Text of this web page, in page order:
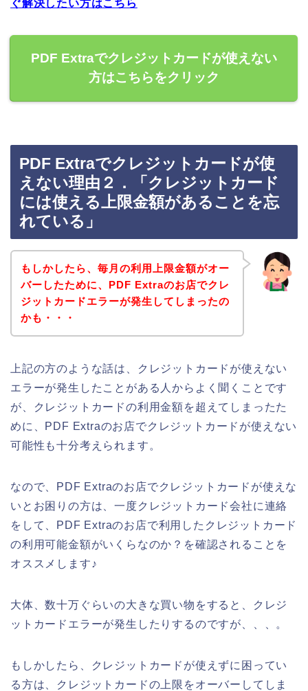
ぐ解決したい方はこちら
PDF Extraでクレジットカードが使えない
方はこちらをクリック
PDF Extraでクレジットカードが使
えない理由２．「クレジットカード
には使える上限金額があることを忘
れている」
もしかしたら、毎月の利用上限金額がオー
バーしたために、PDF Extraのお店でクレ
ジットカードエラーが発生してしまったの
かも・・・
上記の方のような話は、クレジットカードが使えない
エラーが発生したことがある人からよく聞くことです
が、クレジットカードの利用金額を超えてしまったた
めに、PDF Extraのお店でクレジットカードが使えない
可能性も十分考えられます。
なので、PDF Extraのお店でクレジットカードが使えな
いとお困りの方は、一度クレジットカード会社に連絡
をして、PDF Extraのお店で利用したクレジットカード
の利用可能金額がいくらなのか？を確認されることを
オススメします♪
大体、数十万ぐらいの大きな買い物をすると、クレジ
ットカードエラーが発生したりするのですが、、、。
もしかしたら、クレジットカードが使えずに困ってい
る方は、クレジットカードの上限をオーバーしてしま